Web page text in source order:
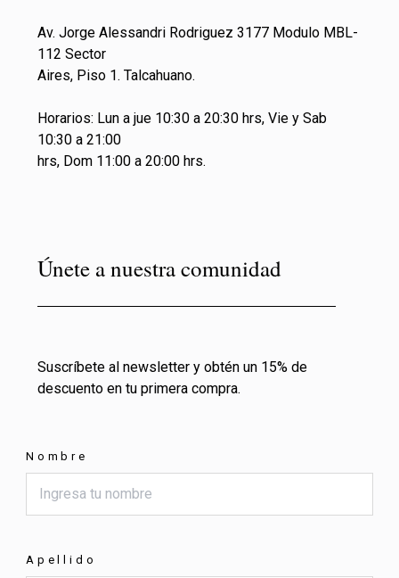
Av. Jorge Alessandri Rodriguez 3177 Modulo MBL-
112 Sector
Aires, Piso 1. Talcahuano.
Horarios: Lun a jue 10:30 a 20:30 hrs, Vie y Sab
10:30 a 21:00
hrs, Dom 11:00 a 20:00 hrs.
Únete a nuestra comunidad
Suscríbete al newsletter y obtén un 15% de
descuento en tu primera compra.
Nombre
Apellido